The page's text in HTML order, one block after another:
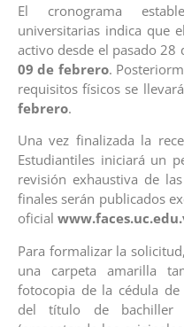
El cronograma
universitarias indica que
activo desde el pasado 28
09 de febrero.
requisitos físicos se
febrero.
Una vez finalizada la
Estudiantiles iniciará un
revisión exhaustiva de
finales serán publicados
oficial
Para formalizar la
una carpeta amarilla
fotocopia de la cédula
del título de bachiller